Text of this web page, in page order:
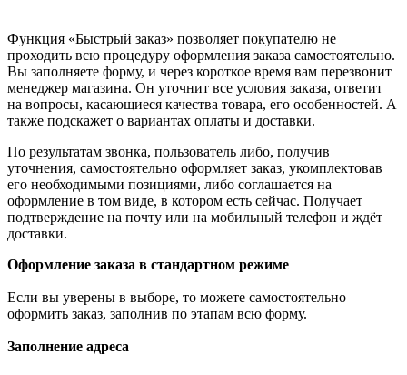
Функция «Быстрый заказ» позволяет покупателю не
проходить всю процедуру оформления заказа самостоятельно.
Вы заполняете форму, и через короткое время вам перезвонит
менеджер магазина. Он уточнит все условия заказа, ответит
на вопросы, касающиеся качества товара, его особенностей. А
также подскажет о вариантах оплаты и доставки.
По результатам звонка, пользователь либо, получив
уточнения, самостоятельно оформляет заказ, укомплектовав
его необходимыми позициями, либо соглашается на
оформление в том виде, в котором есть сейчас. Получает
подтверждение на почту или на мобильный телефон и ждёт
доставки.
Оформление заказа в стандартном режиме
Если вы уверены в выборе, то можете самостоятельно
оформить заказ, заполнив по этапам всю форму.
Заполнение адреса